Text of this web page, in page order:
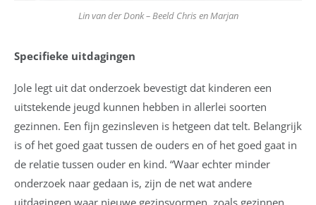
Lin van der Donk – Beeld Chris en Marjan
Specifieke uitdagingen
Jole legt uit dat onderzoek bevestigt dat kinderen een
uitstekende jeugd kunnen hebben in allerlei soorten
gezinnen. Een fijn gezinsleven is hetgeen dat telt. Belangrijk
is of het goed gaat tussen de ouders en of het goed gaat in
de relatie tussen ouder en kind. “Waar echter minder
onderzoek naar gedaan is, zijn de net wat andere